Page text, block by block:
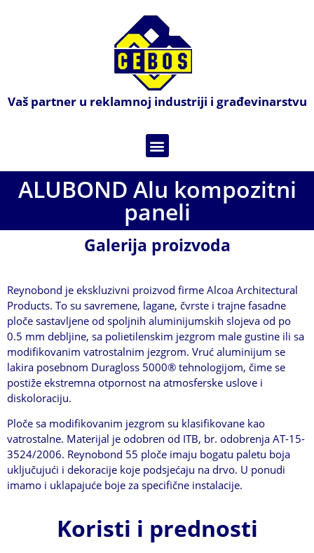
Vaš partner u reklamnoj industriji i građevinarstvu
ALUBOND Alu kompozitni
paneli
Galerija proizvoda
Reynobond je ekskluzivni proizvod firme Alcoa Architectural
Products. To su savremene, lagane, čvrste i trajne fasadne
ploče sastavljene od spoljnih aluminijumskih slojeva od po
0.5 mm debljine, sa polietilenskim jezgrom male gustine ili sa
modifikovanim vatrostalnim jezgrom. Vruć aluminijum se
lakira posebnom Duragloss 5000® tehnologijom, čime se
postiže ekstremna otpornost na atmosferske uslove i
diskoloraciju.
Ploče sa modifikovanim jezgrom su klasifikovane kao
vatrostalne. Materijal je odobren od ITB, br. odobrenja AT-15-
3524/2006. Reynobond 55 ploče imaju bogatu paletu boja
uključujući i dekoracije koje podsjećaju na drvo. U ponudi
imamo i uklapajuće boje za specifične instalacije.
Koristi i prednosti